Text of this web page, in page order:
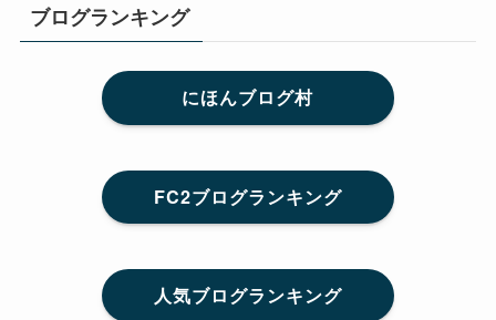
ブログランキング
にほんブログ村
FC2ブログランキング
人気ブログランキング